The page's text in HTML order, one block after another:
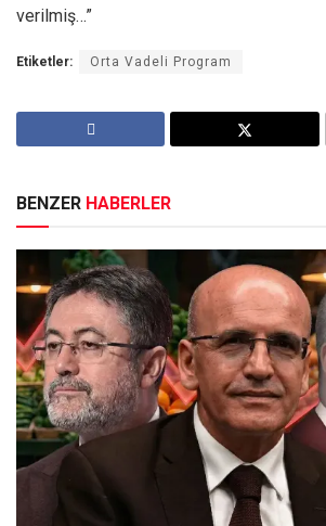
verilmiş…”
Etiketler: Orta Vadeli Program
BENZER HABERLER